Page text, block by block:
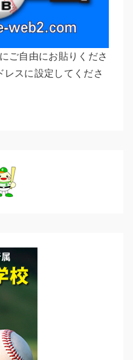
ご自由にお貼りくださ
レスに設定してくださ